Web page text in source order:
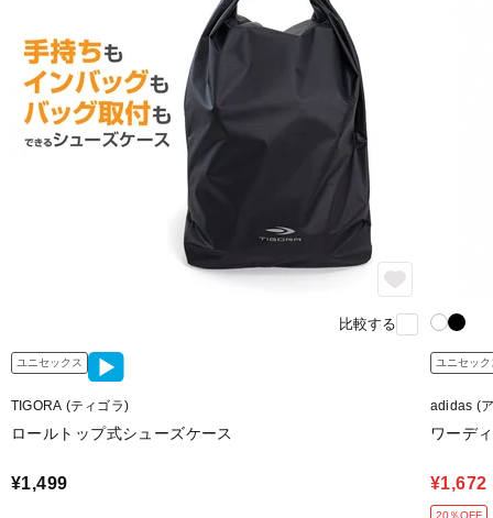
比較する
ユニセックス
TIGORA (ティゴラ)
ロールトップ式シューズケース
¥1,499
ユニセック
adidas (
ワーデ
¥1,672
20％OFF